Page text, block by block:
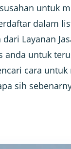
untuk
dalam
Layanan
untuk
cara
sih